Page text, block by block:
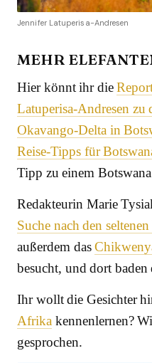
Jennifer Latuperisa-Andresen
MEHR
Hier könnt ihr die
Latuperisa-Andresen zu
Okavango-Delta in
Reise-Tipps für
Tipp zu einem
Redakteurin Marie
Suche nach den
außerdem das
besucht, und dort
Ihr wollt die Gesichter
Afrika kennenlernen?
gesprochen.